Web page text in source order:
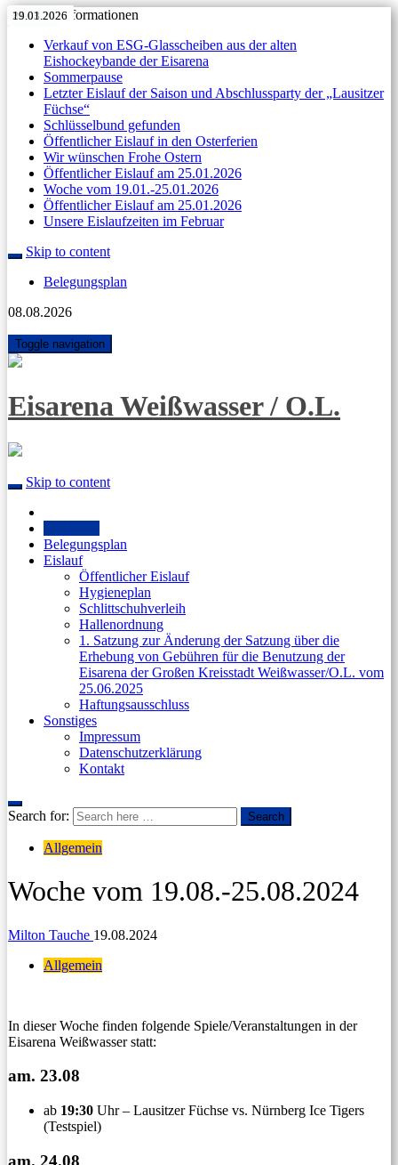
Aktuelle Informationen
Verkauf von ESG-Glasscheiben aus der alten
Eishockeybande der Eisarena
Sommerpause
Letzter Eislauf der Saison und Abschlussparty der „Lausitzer
Füchse“
Schlüsselbund gefunden
Öffentlicher Eislauf in den Osterferien
Wir wünschen Frohe Ostern
Öffentlicher Eislauf am 25.01.2026
Woche vom 19.01.-25.01.2026
Öffentlicher Eislauf am 25.01.2026
Unsere Eislaufzeiten im Februar
Skip to content
Belegungsplan
08.08.2026
Toggle navigation
Eisarena Weißwasser / O.L.
Skip to content
Belegungsplan
Eislauf
Öffentlicher Eislauf
Hygieneplan
Schlittschuhverleih
Hallenordnung
1. Satzung zur Änderung der Satzung über die
Erhebung von Gebühren für die Benutzung der
Eisarena der Großen Kreisstadt Weißwasser/O.L. vom
25.06.2025
Haftungsausschluss
Sonstiges
Impressum
Datenschutzerklärung
Kontakt
Search for: Search
Allgemein
Woche vom 19.08.-25.08.2024
Milton Tauche 19.08.2024
Allgemein
In dieser Woche finden folgende Spiele/Veranstaltungen in der
Eisarena Weißwasser statt:
am. 23.08
ab 19:30 Uhr – Lausitzer Füchse vs. Nürnberg Ice Tigers
(Testspiel)
am. 24.08
11.05.2026
27.04.2026
Anzeige
11.04.2026
07.04.2026
31.03.2026
11.05.2026
27.04.2026
Anzeige
11.04.2026
07.04.2026
31.03.2026
23.03.2026
19.01.2026